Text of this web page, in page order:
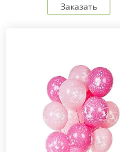
Заказать